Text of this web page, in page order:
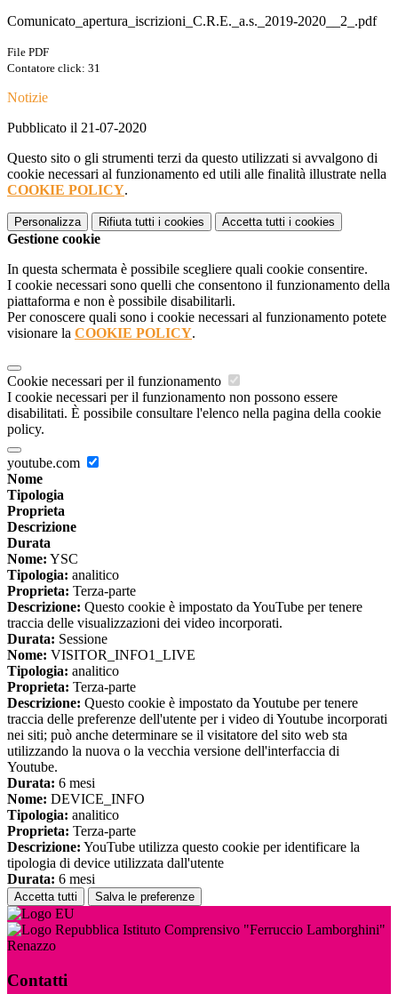
Comunicato_apertura_iscrizioni_C.R.E._a.s._2019-2020__2_.pdf
File PDF
Contatore click: 31
Notizie
Pubblicato il 21-07-2020
Questo sito o gli strumenti terzi da questo utilizzati si avvalgono di
cookie necessari al funzionamento ed utili alle finalità illustrate nella
COOKIE POLICY.
Personalizza Rifiuta tutti i cookies Accetta tutti i cookies
Gestione cookie
In questa schermata è possibile scegliere quali cookie consentire.
I cookie necessari sono quelli che consentono il funzionamento della
piattaforma e non è possibile disabilitarli.
Per conoscere quali sono i cookie necessari al funzionamento potete
visionare la COOKIE POLICY.
Cookie necessari per il funzionamento
I cookie necessari per il funzionamento non possono essere
disabilitati. È possibile consultare l'elenco nella pagina della cookie
policy.
youtube.com
Nome
Tipologia
Proprieta
Descrizione
Durata
Nome: YSC
Tipologia: analitico
Proprieta: Terza-parte
Descrizione: Questo cookie è impostato da YouTube per tenere
traccia delle visualizzazioni dei video incorporati.
Durata: Sessione
Nome: VISITOR_INFO1_LIVE
Tipologia: analitico
Proprieta: Terza-parte
Descrizione: Questo cookie è impostato da Youtube per tenere
traccia delle preferenze dell'utente per i video di Youtube incorporati
nei siti; può anche determinare se il visitatore del sito web sta
utilizzando la nuova o la vecchia versione dell'interfaccia di
Youtube.
Durata: 6 mesi
Nome: DEVICE_INFO
Tipologia: analitico
Proprieta: Terza-parte
Descrizione: YouTube utilizza questo cookie per identificare la
tipologia di device utilizzata dall'utente
Durata: 6 mesi
Accetta tutti Salva le preferenze
Istituto Comprensivo "Ferruccio Lamborghini"
Renazzo
Contatti